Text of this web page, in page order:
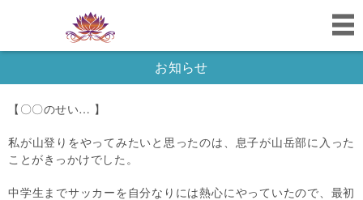
お知らせ
【〇〇のせい… 】
私が山登りをやってみたいと思ったのは、息子が山岳部に入った
ことがきっかけでした。
中学生までサッカーを自分なりには熱心にやっていたので、最初